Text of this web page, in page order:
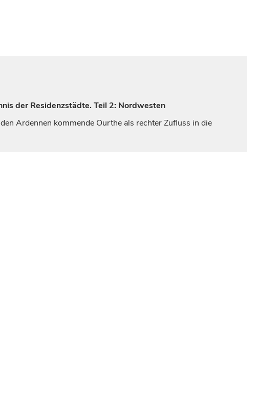
der Residenzstädte. Teil 2: Nordwesten
Ardennen kommende Ourthe als rechter Zufluss in die